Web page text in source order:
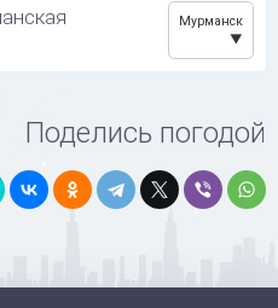
Мурманск
Поделись погодой